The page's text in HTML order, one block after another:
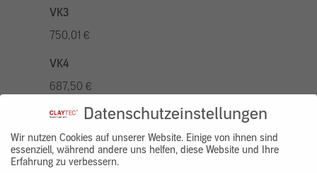
VK3
750,01 €
VK4
687,50 €
VK5
875,01 €
VK7
Datenschutzeinstellungen
Wir nutzen Cookies auf unserer Website. Einige von ihnen sind
essenziell, während andere uns helfen, diese Website und Ihre
Erfahrung zu verbessern.